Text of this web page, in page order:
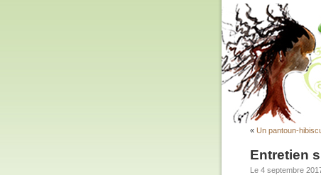
« Un pantoun-
Entretien
Le 4 septembre